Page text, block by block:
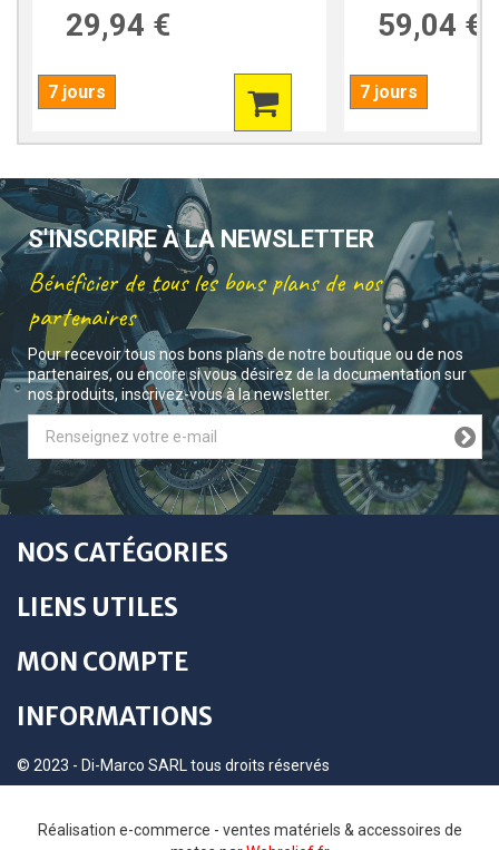
29,94 €
7 jours
59,04 €
7 jours
S'INSCRIRE À LA NEWSLETTER
Bénéficier de tous les bons plans de nos
partenaires
Pour recevoir tous nos bons plans de notre boutique ou de nos
partenaires, ou encore si vous désirez de la documentation sur
nos produits, inscrivez-vous à la newsletter.
NOS CATÉGORIES
LIENS UTILES
MON COMPTE
INFORMATIONS
© 2023 - Di-Marco SARL tous droits réservés
Réalisation e-commerce - ventes matériels & accessoires de